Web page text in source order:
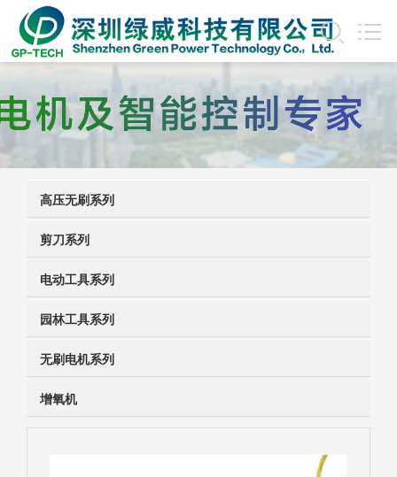
高压无刷系列
剪刀系列
电动工具系列
园林工具系列
无刷电机系列
增氧机